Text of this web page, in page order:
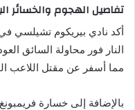
تفاصيل الهجوم والخسائر
أكد نادي بيريكوم تشيلسي
النار فور محاولة السائق
مما أسفر عن مقتل اللاعب الواعد
بالإضافة إلى خسارة